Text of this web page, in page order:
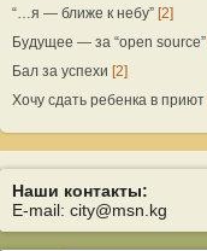
“…я — ближе к небу” [2]
Будущее — за “open source”
Бал за успехи [2]
Хочу сдать ребенка в приют
Наши контакты:
E-mail: city@msn.kg